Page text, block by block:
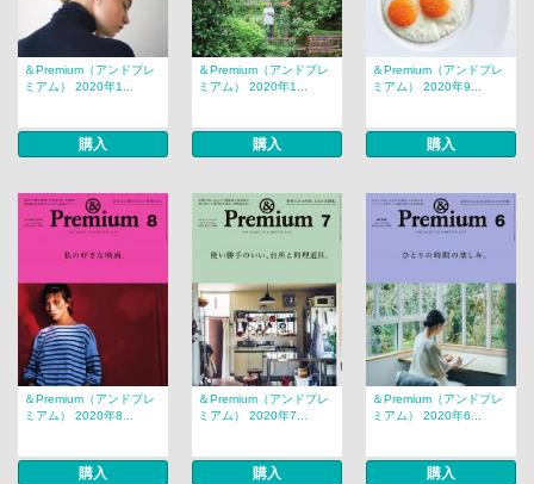
＆Premium（アンドプレ
ミアム） 2020年1...
購入
＆Premium（アンドプレ
ミアム） 2020年1...
購入
＆Premium（アンドプレ
ミアム） 2020年9...
購入
＆Premium（アンドプレ
ミアム） 2020年8...
購入
＆Premium（アンドプレ
ミアム） 2020年7...
購入
＆Premium（アンドプレ
ミアム） 2020年6...
購入